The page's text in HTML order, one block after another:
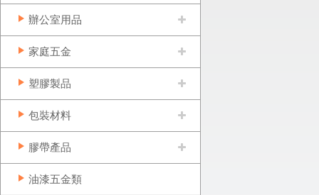
辦公室用品
家庭五金
塑膠製品
包裝材料
膠帶產品
油漆五金類